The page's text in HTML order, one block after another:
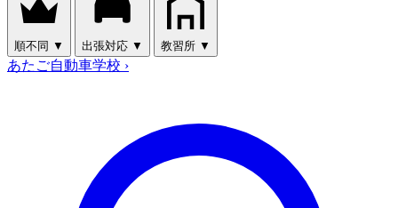
順不同 ▼ 出張対応 ▼ 教習所 ▼
あたご自動車学校 ›